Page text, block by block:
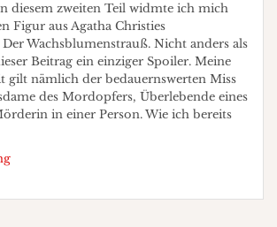
diesem zweiten Teil widmte ich mich
Figur aus Agatha Christies
Wachsblumenstrauß. Nicht anders als
Beitrag ein einziger Spoiler. Meine
gilt nämlich der bedauernswerten Miss
des Mordopfers, Überlebende eines
in einer Person. Wie ich bereits
Heiden